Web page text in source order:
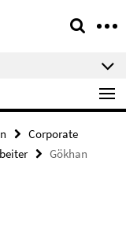
Corporate
Gökhan